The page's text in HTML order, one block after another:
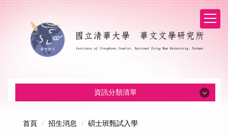
資訊分類清單
系所消息
首頁 招生消息 碩士班甄試入學